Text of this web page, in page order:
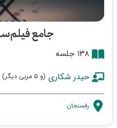
جامع
۱۳۸ جلسه
حیدر شکاری (و ۵ مربی دیگر)
رفسنجان